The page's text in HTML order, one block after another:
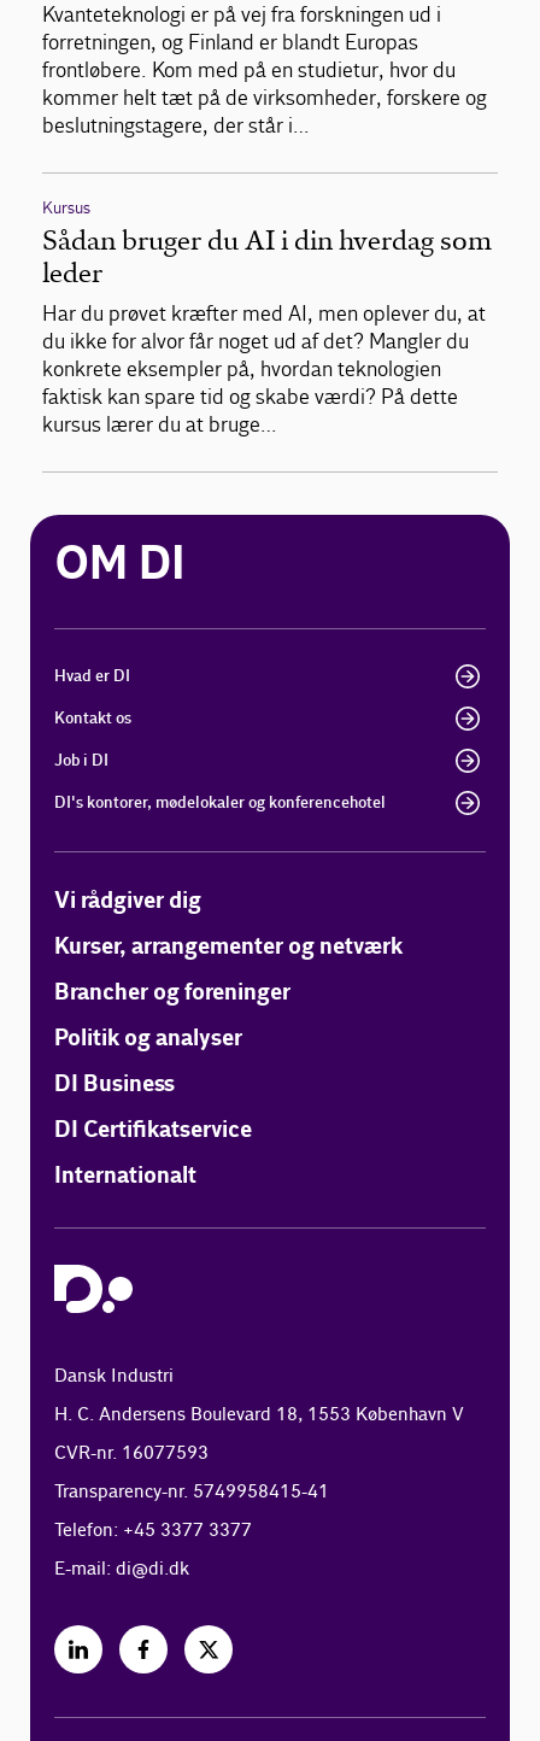
Kvanteteknologi er på vej fra forskningen ud i
forretningen, og Finland er blandt Europas
frontløbere. Kom med på en studietur, hvor du
kommer helt tæt på de virksomheder, forskere og
beslutningstagere, der står i…
Kursus
Sådan bruger du AI i din hverdag som
leder
Har du prøvet kræfter med AI, men oplever du, at
du ikke for alvor får noget ud af det? Mangler du
konkrete eksempler på, hvordan teknologien
faktisk kan spare tid og skabe værdi? På dette
kursus lærer du at bruge…
OM DI
Hvad er DI
Kontakt os
Job i DI
DI's kontorer, mødelokaler og konferencehotel
Vi rådgiver dig
Kurser, arrangementer og netværk
Brancher og foreninger
Politik og analyser
DI Business
DI Certifikatservice
Internationalt
Dansk Industri
H. C. Andersens Boulevard 18, 1553 København V
CVR-nr. 16077593
Transparency-nr. 5749958415-41
Telefon: +45 3377 3377
E-mail:di@di.dk